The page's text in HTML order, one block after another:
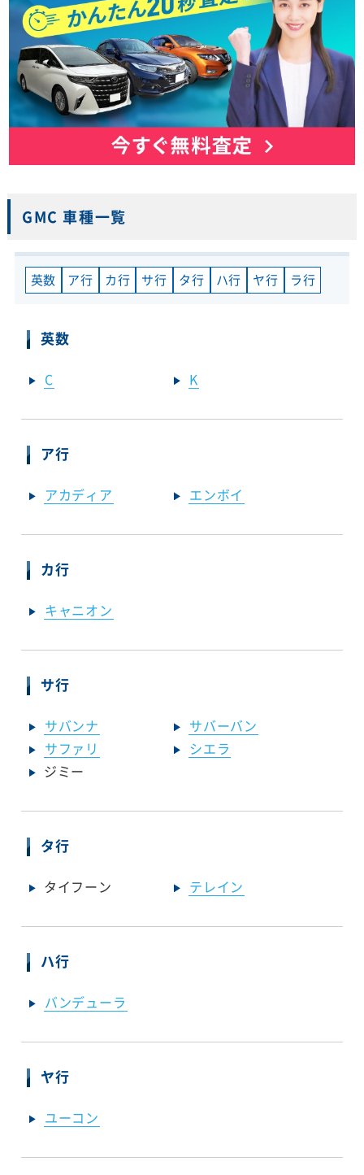
GMC 車種一覧
英数 ア行 カ行 サ行 タ行 ハ行 ヤ行 ラ行
英数
C K
ア行
アカディア エンボイ
カ行
キャニオン
サ行
サバンナ
サバーバン
サファリ
シエラ
ジミー
タ行
タイフーン テレイン
ハ行
バンデューラ
ヤ行
ユーコン